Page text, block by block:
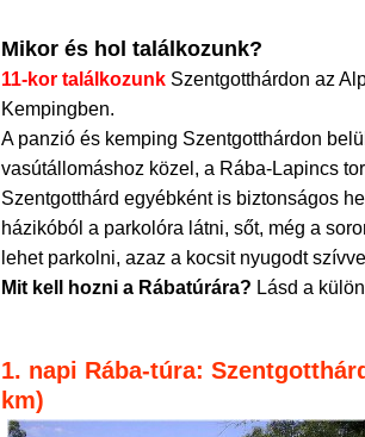
Mikor és hol találkozunk?
11-kor találkozunk Szentgotthárdon az
Kempingben.
A panzió és kemping Szentgotthárdon
vasútállomáshoz közel, a Rába-Lapincs
Szentgotthárd egyébként is biztonságos
házikóból a parkolóra látni, sőt, még a
lehet parkolni, azaz a kocsit nyugodt
Mit kell hozni a Rábatúrára? Lásd a
1. napi Rába-túra:
km)